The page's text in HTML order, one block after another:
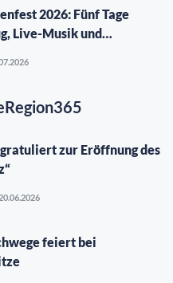
2026: Fünf Tage
Live-Musik und
zur Eröffnung des
20.06.2026
feiert bei